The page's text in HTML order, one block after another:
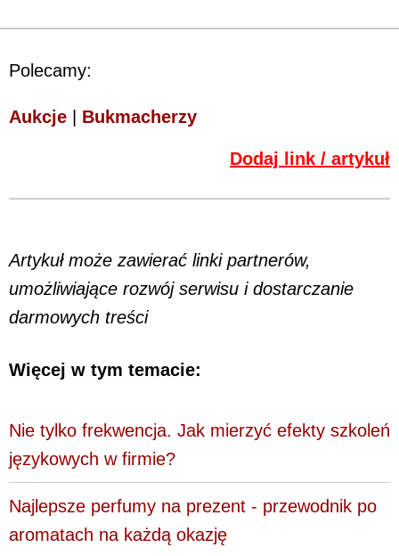
Polecamy:
Aukcje Bukmacherzy
Dodaj link / artykuł
Artykuł może zawierać linki partnerów,
umożliwiające rozwój serwisu i dostarczanie
darmowych treści
Więcej w tym temacie:
Nie tylko frekwencja. Jak mierzyć efekty szkoleń
językowych w firmie?
Najlepsze perfumy na prezent - przewodnik po
aromatach na każdą okazję